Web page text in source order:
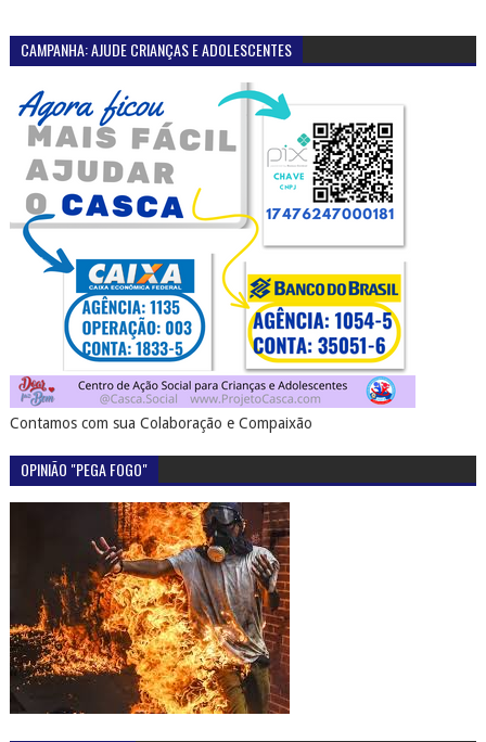
CAMPANHA: AJUDE CRIANÇAS E ADOLESCENTES
Contamos com sua Colaboração e Compaixão
OPINIÃO "PEGA FOGO"